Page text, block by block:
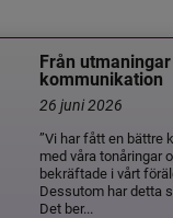
Från
kommunikation
26 juni 2026
”Vi har fått en bättre
med våra tonåringar
bekräftade i vårt
Dessutom har detta
Det ber...